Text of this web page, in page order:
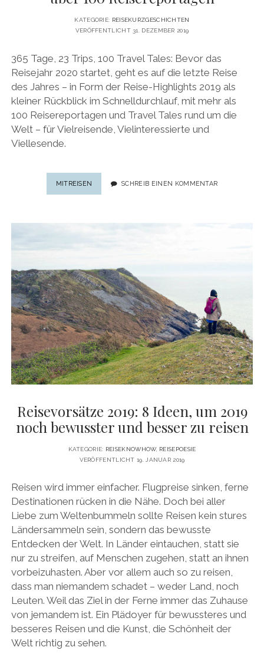
KATEGORIE: REISEKURZGESCHICHTEN
VERÖFFENTLICHT 31. DEZEMBER 2019
365 Tage, 23 Trips, 100 Travel Tales: Bevor das
Reisejahr 2020 startet, geht es auf die letzte Reise
des Jahres – in Form der Reise-Highlights 2019 als
kleiner Rückblick im Schnelldurchlauf, mit mehr als
100 Reisereportagen und Travel Tales rund um die
Welt – für Vielreisende, Vielinteressierte und
Viellesende.
MITREISEN REISE-
HIGHLIGHTS
100
REISEREPORTAGEN
SCHREIB EINEN KOMMENTAR
Reisevorsätze 2019: 8 Ideen, um 2019
noch bewusster und besser zu reisen
KATEGORIE: REISEKNOWHOW, REISEPOESIE
VERÖFFENTLICHT 19. JANUAR 2019
Reisen wird immer einfacher. Flugpreise sinken, ferne
Destinationen rücken in die Nähe. Doch bei aller
Liebe zum Weltenbummeln sollte Reisen kein stures
Ländersammeln sein, sondern das bewusste
Entdecken der Welt. In Länder eintauchen, statt sie
nur zu streifen, auf Menschen zugehen, statt an ihnen
vorbeizuhasten. Aber vor allem auch so zu reisen,
dass man niemandem schadet – weder Land, noch
Leuten. Weil das Ziel in der Ferne immer das Zuhause
von jemandem ist. Ein Plädoyer für bewussteres und
besseres Reisen und die Kunst, die Schönheit der
Welt richtig zu sehen.